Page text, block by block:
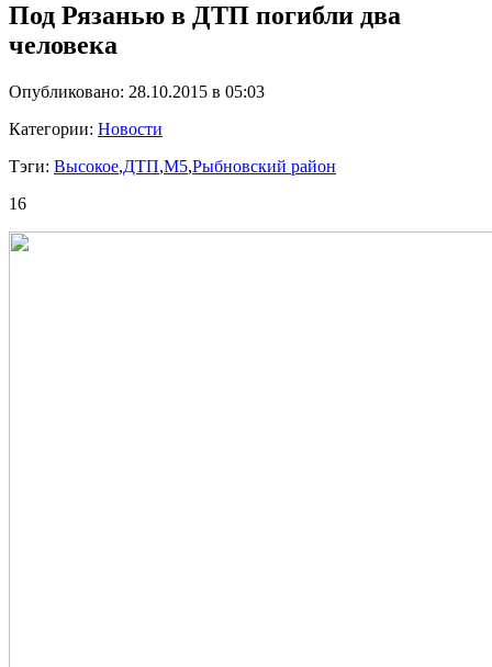
Под Рязанью в ДТП погибли два
человека
Опубликовано: 28.10.2015 в 05:03
Категории: Новости
Тэги: Высокое,ДТП,М5,Рыбновский район
16